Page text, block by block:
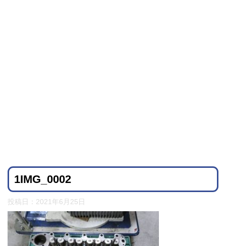
1IMG_0002
投稿日： 2021年6月25日